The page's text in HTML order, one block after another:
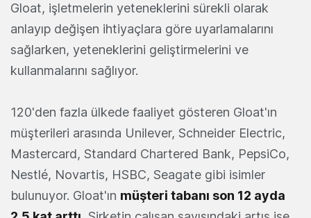
Gloat, işletmelerin yeteneklerini sürekli olarak
anlayıp değişen ihtiyaçlara göre uyarlamalarını
sağlarken, yeteneklerini geliştirmelerini ve
kullanmalarını sağlıyor.
120'den fazla ülkede faaliyet gösteren Gloat'ın
müşterileri arasında Unilever, Schneider Electric,
Mastercard, Standard Chartered Bank, PepsiCo,
Nestlé, Novartis, HSBC, Seagate gibi isimler
bulunuyor. Gloat'ın müşteri tabanı son 12 ayda